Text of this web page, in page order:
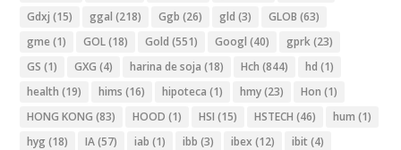
Gdxj (15) ggal (218) Ggb (26) gld (3) GLOB (63)
gme (1) GOL(18) Gold (551) Googl (40) gprk(23)
GS (1) GXG (4) harina de soja (18) Hch (844) hd (1)
health (19) hims (16) hipoteca (1) hmy(23) Hon (1)
HONG KONG (83) HOOD (1) HSI (15) HSTECH (46) hum (1)
hyg (18) IA(57) iab (1) ibb (3) ibex (12) ibit (4)